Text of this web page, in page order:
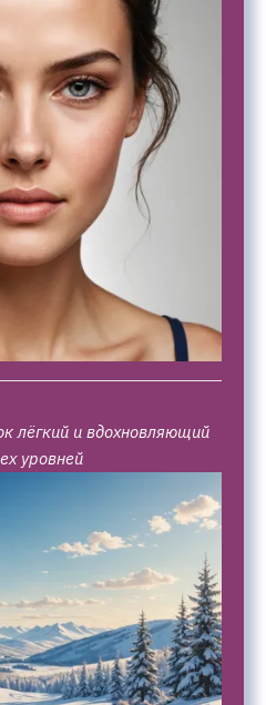
лёгкий и вдохновляющий
уровней